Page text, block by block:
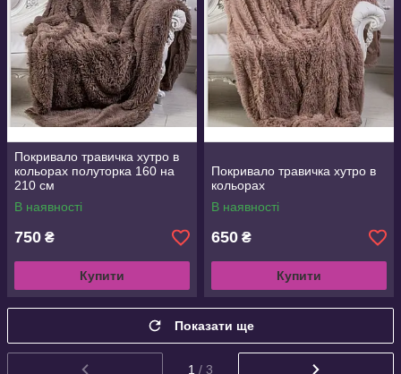
Покривало травичка хутро в
кольорах полуторка 160 на
210 см
В наявності
750 ₴
Купити
Покривало травичка хутро в
кольорах
В наявності
650 ₴
Купити
Показати ще
1 / 3